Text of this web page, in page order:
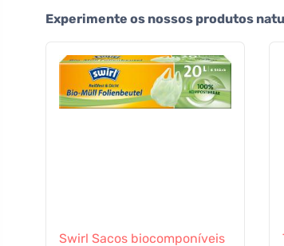
Experimente os nossos produtos
Swirl Sacos biocomponíveis